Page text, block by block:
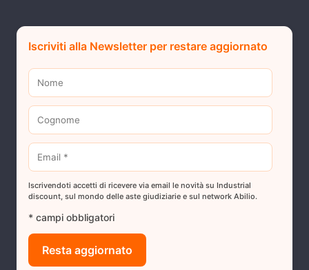
Iscriviti alla Newsletter per restare aggiornato
Iscrivendoti accetti di ricevere via email le novità su Industrial
discount, sul mondo delle aste giudiziarie e sul network Abilio.
* campi obbligatori